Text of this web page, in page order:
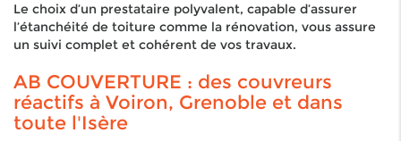
Le choix d’un prestataire polyvalent, capable d’assurer
l’étanchéité de toiture comme la rénovation, vous assure
un suivi complet et cohérent de vos travaux.
AB COUVERTURE : des couvreurs
réactifs à Voiron, Grenoble et dans
toute l'Isère